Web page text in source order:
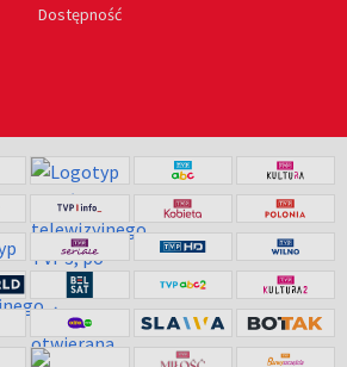
Dostępność